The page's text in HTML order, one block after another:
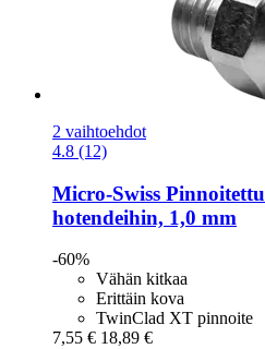
2 vaihtoehdot
4.8 (12)
Micro-Swiss
hotendeihin, 1,0 mm
-60%
Vähän kitkaa
Erittäin kova
TwinClad XT pinnoite
7,55 € 18,89 €